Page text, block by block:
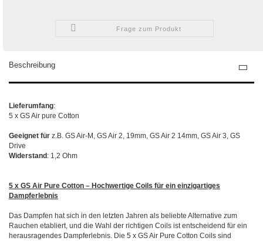
Frage zum Produkt
Beschreibung
Lieferumfang:
5 x GS Air pure Cotton
Geeignet für z.B. GS Air-M, GS Air 2, 19mm, GS Air 2 14mm, GS Air 3, GS
Drive
Widerstand : 1,2 Ohm
5 x GS Air Pure Cotton – Hochwertige Coils für ein einzigartiges
Dampferlebnis
Das Dampfen hat sich in den letzten Jahren als beliebte Alternative zum
Rauchen etabliert, und die Wahl der richtigen Coils ist entscheidend für ein
herausragendes Dampferlebnis. Die 5 x GS Air Pure Cotton Coils sind